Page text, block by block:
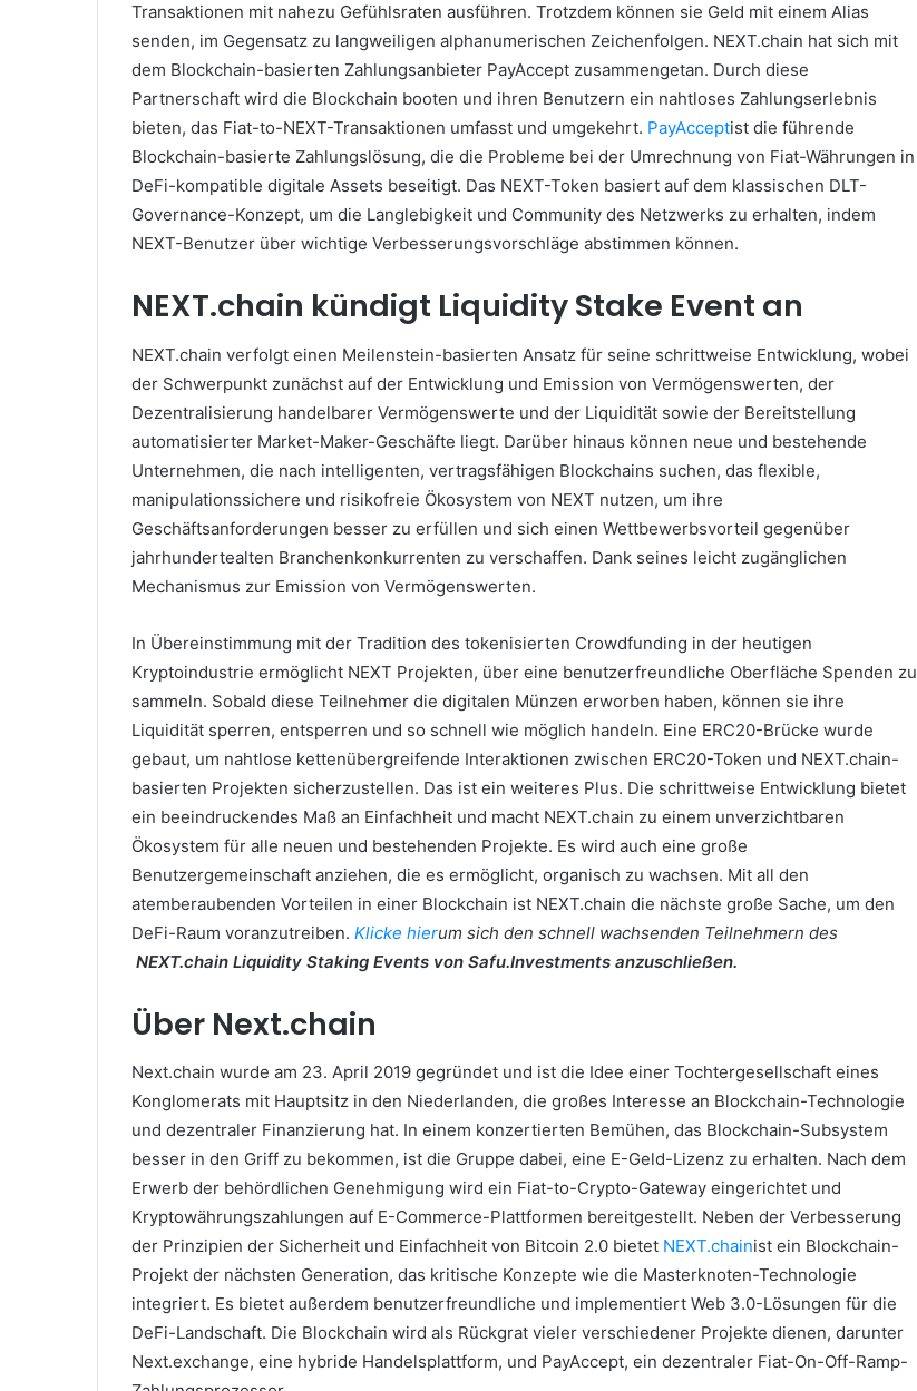
Transaktionen mit nahezu Gefühlsraten ausführen. Trotzdem können sie Geld mit einem Alias ​​
senden, im Gegensatz zu langweiligen alphanumerischen Zeichenfolgen. NEXT.chain hat sich mit
dem Blockchain-basierten Zahlungsanbieter PayAccept zusammengetan. Durch diese
Partnerschaft wird die Blockchain booten und ihren Benutzern ein nahtloses Zahlungserlebnis
bieten, das Fiat-to-NEXT-Transaktionen umfasst und umgekehrt. PayAcceptist die führende
Blockchain-basierte Zahlungslösung, die die Probleme bei der Umrechnung von Fiat-Währungen in
DeFi-kompatible digitale Assets beseitigt. Das NEXT-Token basiert auf dem klassischen DLT-
Governance-Konzept, um die Langlebigkeit und Community des Netzwerks zu erhalten, indem
NEXT-Benutzer über wichtige Verbesserungsvorschläge abstimmen können.
NEXT.chain kündigt Liquidity Stake Event an
NEXT.chain verfolgt einen Meilenstein-basierten Ansatz für seine schrittweise Entwicklung, wobei
der Schwerpunkt zunächst auf der Entwicklung und Emission von Vermögenswerten, der
Dezentralisierung handelbarer Vermögenswerte und der Liquidität sowie der Bereitstellung
automatisierter Market-Maker-Geschäfte liegt. Darüber hinaus können neue und bestehende
Unternehmen, die nach intelligenten, vertragsfähigen Blockchains suchen, das flexible,
manipulationssichere und risikofreie Ökosystem von NEXT nutzen, um ihre
Geschäftsanforderungen besser zu erfüllen und sich einen Wettbewerbsvorteil gegenüber
jahrhundertealten Branchenkonkurrenten zu verschaffen. Dank seines leicht zugänglichen
Mechanismus zur Emission von Vermögenswerten.
In Übereinstimmung mit der Tradition des tokenisierten Crowdfunding in der heutigen
Kryptoindustrie ermöglicht NEXT Projekten, über eine benutzerfreundliche Oberfläche Spenden zu
sammeln. Sobald diese Teilnehmer die digitalen Münzen erworben haben, können sie ihre
Liquidität sperren, entsperren und so schnell wie möglich handeln. Eine ERC20-Brücke wurde
gebaut, um nahtlose kettenübergreifende Interaktionen zwischen ERC20-Token und NEXT.chain-
basierten Projekten sicherzustellen. Das ist ein weiteres Plus. Die schrittweise Entwicklung bietet
ein beeindruckendes Maß an Einfachheit und macht NEXT.chain zu einem unverzichtbaren
Ökosystem für alle neuen und bestehenden Projekte. Es wird auch eine große
Benutzergemeinschaft anziehen, die es ermöglicht, organisch zu wachsen. Mit all den
atemberaubenden Vorteilen in einer Blockchain ist NEXT.chain die nächste große Sache, um den
DeFi-Raum voranzutreiben. Klicke hierum sich den schnell wachsenden Teilnehmern des
NEXT.chain Liquidity Staking Events von Safu.Investments anzuschließen.
Über Next.chain
Next.chain wurde am 23. April 2019 gegründet und ist die Idee einer Tochtergesellschaft eines
Konglomerats mit Hauptsitz in den Niederlanden, die großes Interesse an Blockchain-Technologie
und dezentraler Finanzierung hat. In einem konzertierten Bemühen, das Blockchain-Subsystem
besser in den Griff zu bekommen, ist die Gruppe dabei, eine E-Geld-Lizenz zu erhalten. Nach dem
Erwerb der behördlichen Genehmigung wird ein Fiat-to-Crypto-Gateway eingerichtet und
Kryptowährungszahlungen auf E-Commerce-Plattformen bereitgestellt. Neben der Verbesserung
der Prinzipien der Sicherheit und Einfachheit von Bitcoin 2.0 bietet NEXT.chainist ein Blockchain-
Projekt der nächsten Generation, das kritische Konzepte wie die Masterknoten-Technologie
integriert. Es bietet außerdem benutzerfreundliche und implementiert Web 3.0-Lösungen für die
DeFi-Landschaft. Die Blockchain wird als Rückgrat vieler verschiedener Projekte dienen, darunter
Next.exchange, eine hybride Handelsplattform, und PayAccept, ein dezentraler Fiat-On-Off-Ramp-